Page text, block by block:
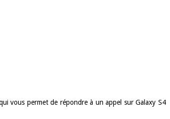
vous permet de répondre à un appel sur Galaxy S4